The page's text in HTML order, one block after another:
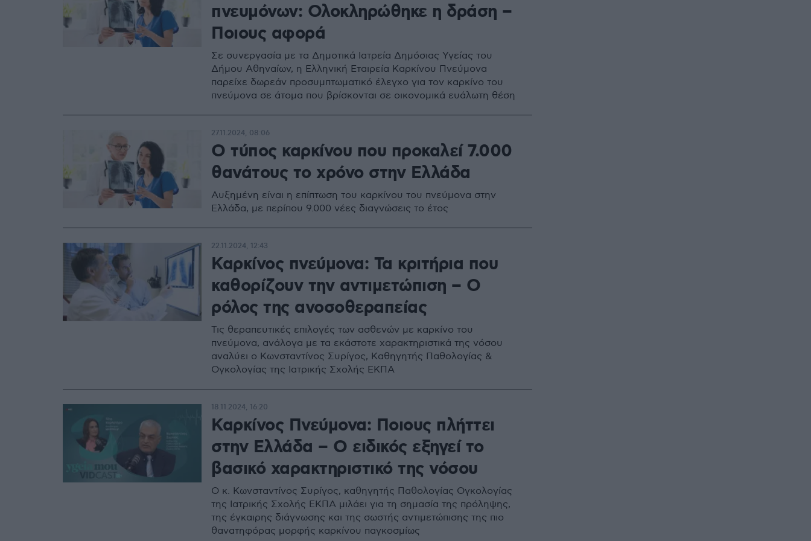
πνευμόνων: Ολοκληρώθηκε η δράση –
Ποιους αφορά
Σε συνεργασία με τα Δημοτικά Ιατρεία Δημόσιας Υγείας του
Δήμου Αθηναίων, η Ελληνική Εταιρεία Καρκίνου Πνεύμονα
παρείχε δωρεάν προσυμπτωματικό έλεγχο για τον καρκίνο του
πνεύμονα σε άτομα που βρίσκονται σε οικονομικά ευάλωτη θέση
Ο τύπος καρκίνου που προκαλεί 7.000
θανάτους το χρόνο στην Ελλάδα
Αυξημένη είναι η επίπτωση του καρκίνου του πνεύμονα στην
Ελλάδα, με περίπου 9.000 νέες διαγνώσεις το έτος
27.11.2024, 08:06
Καρκίνος πνεύμονα: Τα κριτήρια που
καθορίζουν την αντιμετώπιση – Ο
ρόλος της ανοσοθεραπείας
Τις θεραπευτικές επιλογές των ασθενών με καρκίνο του
πνεύμονα, ανάλογα με τα εκάστοτε χαρακτηριστικά της νόσου
αναλύει ο Κωνσταντίνος Συρίγος, Καθηγητής Παθολογίας &
Ογκολογίας της Ιατρικής Σχολής ΕΚΠΑ
22.11.2024, 12:43
Καρκίνος Πνεύμονα: Ποιους πλήττει
στην Ελλάδα – Ο ειδικός εξηγεί το
βασικό χαρακτηριστικό της νόσου
Ο κ. Κωνσταντίνος Συρίγος, καθηγητής Παθολογίας Ογκολογίας
της Ιατρικής Σχολής ΕΚΠΑ μιλάει για τη σημασία της πρόληψης,
της έγκαιρης διάγνωσης και της σωστής αντιμετώπισης της πιο
θανατηφόρας μορφής καρκίνου παγκοσμίως
18.11.2024, 16:20